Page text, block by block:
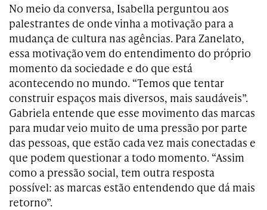
No meio da conversa, Isabella perguntou aos
palestrantes de onde vinha a motivação para a
mudança de cultura nas agências. Para Zanelato,
essa motivação vem do entendimento do próprio
momento da sociedade e do que está
acontecendo no mundo. “Temos que tentar
construir espaços mais diversos, mais saudáveis”.
Gabriela entende que esse movimento das marcas
para mudar veio muito de uma pressão por parte
das pessoas, que estão cada vez mais conectadas e
que podem questionar a todo momento. “Assim
como a pressão social, tem outra resposta
possível: as marcas estão entendendo que dá mais
retorno”.